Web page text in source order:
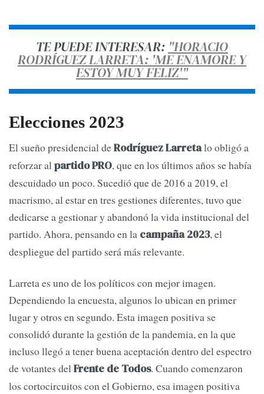
TE PUEDE INTERESAR: "HORACIO
RODRÍGUEZ LARRETA: 'ME ENAMORE Y
ESTOY MUY FELIZ'"
Elecciones 2023
El sueño presidencial deRodríguez Larretalo obligó a
reforzar alpartido PRO, que en los últimos años se había
descuidado un poco. Sucedió que de 2016 a 2019, el
macrismo, al estar en tres gestiones diferentes, tuvo que
dedicarse a gestionar y abandonó la vida institucional del
partido. Ahora, pensando en la campaña 2023, el
despliegue del partido será más relevante.
Larreta es uno de los políticos con mejor imagen.
Dependiendo la encuesta, algunos lo ubican en primer
lugar y otros en segundo. Esta imagen positiva se
consolidó durante la gestión de la pandemia, en la que
incluso llegó a tener buena aceptación dentro del espectro
de votantes delFrente de Todos. Cuando comenzaron
los cortocircuitos con el Gobierno, esa imagen positiva